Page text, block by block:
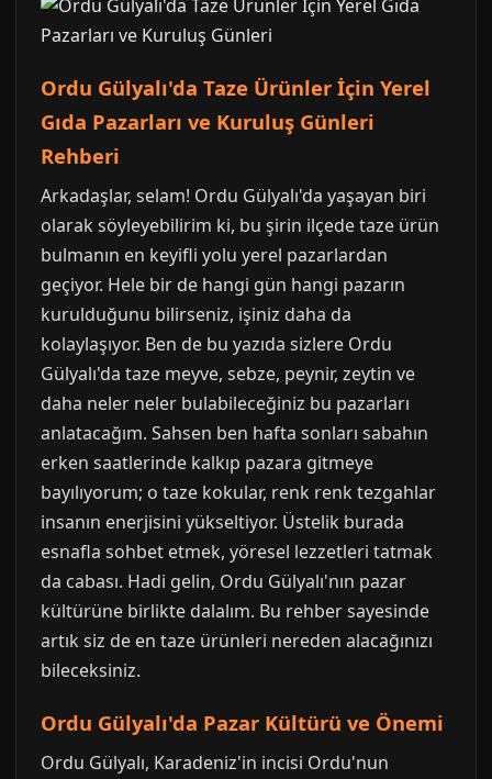
Ordu Gülyalı'da Taze Ürünler İçin Yerel
Gıda Pazarları ve Kuruluş Günleri
Rehberi
Arkadaşlar, selam! Ordu Gülyalı'da yaşayan biri
olarak söyleyebilirim ki, bu şirin ilçede taze ürün
bulmanın en keyifli yolu yerel pazarlardan
geçiyor. Hele bir de hangi gün hangi pazarın
kurulduğunu bilirseniz, işiniz daha da
kolaylaşıyor. Ben de bu yazıda sizlere Ordu
Gülyalı'da taze meyve, sebze, peynir, zeytin ve
daha neler neler bulabileceğiniz bu pazarları
anlatacağım. Sahsen ben hafta sonları sabahın
erken saatlerinde kalkıp pazara gitmeye
bayılıyorum; o taze kokular, renk renk tezgahlar
insanın enerjisini yükseltiyor. Üstelik burada
esnafla sohbet etmek, yöresel lezzetleri tatmak
da cabası. Hadi gelin, Ordu Gülyalı'nın pazar
kültürüne birlikte dalalım. Bu rehber sayesinde
artık siz de en taze ürünleri nereden alacağınızı
bileceksiniz.
Ordu Gülyalı'da Pazar Kültürü ve Önemi
Ordu Gülyalı, Karadeniz'in incisi Ordu'nun